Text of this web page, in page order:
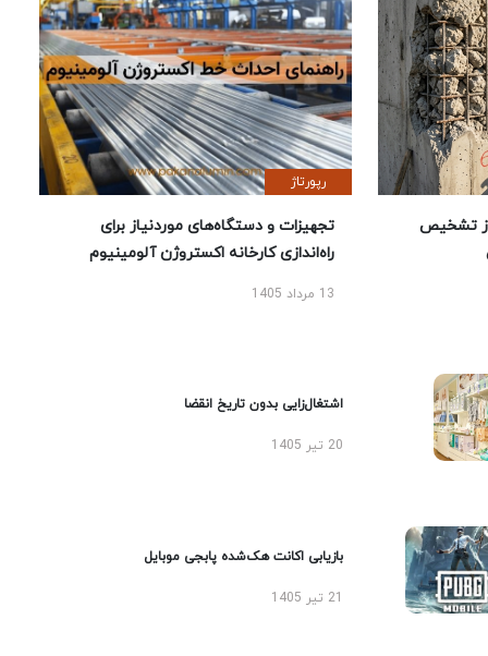
تشخیص
رپورتاژ
تجهیزات و دستگاه‌های موردنیاز برای
راه‌اندازی کارخانه اکستروژن آلومینیوم
13 مرداد 1405
اشتغال‌زایی بدون تاریخ انقضا
20 تیر 1405
بازیابی اکانت هک‌شده پابجی موبایل